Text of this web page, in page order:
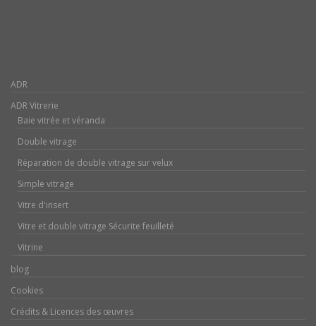
ADR
ADR Vitrerie
Baie vitrée et véranda
Double vitrage
Réparation de double vitrage sur velux
Simple vitrage
Vitre d'insert
Vitre et double vitrage Sécurite feuilleté
Vitrine
blog
Cookies
Crédits & Licences des œuvres